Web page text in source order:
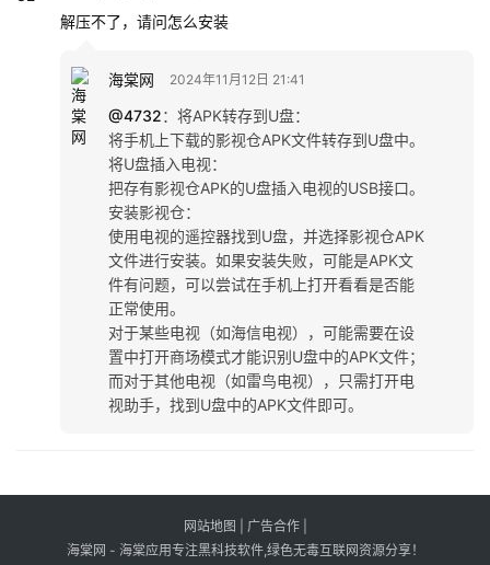
解压不了，请问怎么安装
海棠网 2024年11月12日 21:41
@4732： ‌将APK转存到U盘‌：
将手机上下载的影视仓APK文件转存到U盘中。
‌将U盘插入电视‌：
把存有影视仓APK的U盘插入电视的USB接口。
‌安装影视仓‌：
使用电视的遥控器找到U盘，并选择影视仓APK
文件进行安装。如果安装失败，可能是APK文
件有问题，可以尝试在手机上打开看看是否能
正常使用。
对于某些电视（如‌海信电视），可能需要在设
置中打开商场模式才能识别U盘中的APK文件；
而对于其他电视（如‌雷鸟电视），只需打开电
视助手，找到U盘中的APK文件即可。
网站地图 广告合作|
海棠网 - 海棠应用专注黑科技软件,绿色无毒互联网资源分享！